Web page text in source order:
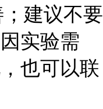
建议不要
实验需
也可以联